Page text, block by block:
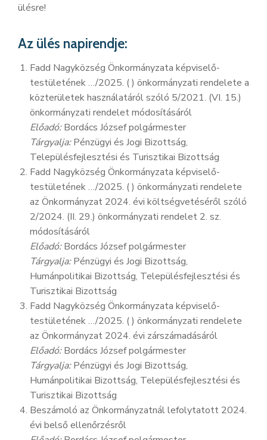
ülésre!
Az ülés napirendje:
Fadd Nagyközség Önkormányzata képviselő-
testületének …/2025. ( ) önkormányzati rendelete a
közterületek használatáról szóló 5/2021. (VI. 15.)
önkormányzati rendelet módosításáról
Előadó:Bordács József polgármester
Tárgyalja:Pénzügyi és Jogi Bizottság,
Településfejlesztési és Turisztikai Bizottság
Fadd Nagyközség Önkormányzata képviselő-
testületének …/2025. ( ) önkormányzati rendelete
az Önkormányzat 2024. évi költségvetéséről szóló
2/2024. (II. 29.) önkormányzati rendelet 2. sz.
módosításáról
Előadó:Bordács József polgármester
Tárgyalja:Pénzügyi és Jogi Bizottság,
Humánpolitikai Bizottság, Településfejlesztési és
Turisztikai Bizottság
Fadd Nagyközség Önkormányzata képviselő-
testületének …/2025. ( ) önkormányzati rendelete
az Önkormányzat 2024. évi zárszámadásáról
Előadó:Bordács József polgármester
Tárgyalja:Pénzügyi és Jogi Bizottság,
Humánpolitikai Bizottság, Településfejlesztési és
Turisztikai Bizottság
Beszámoló az Önkormányzatnál lefolytatott 2024.
évi belső ellenőrzésről